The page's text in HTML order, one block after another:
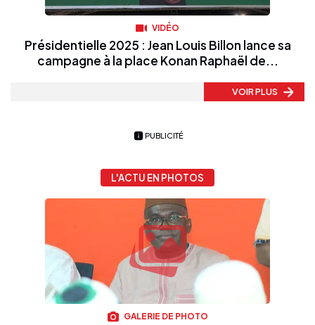
VIDÉO
Présidentielle 2025 : Jean Louis Billon lance sa
campagne à la place Konan Raphaël de...
VOIR PLUS
PUBLICITÉ
L'ACTU EN PHOTOS
GALERIE DE PHOTO